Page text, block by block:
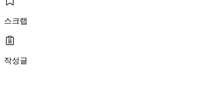
스크랩
작성글